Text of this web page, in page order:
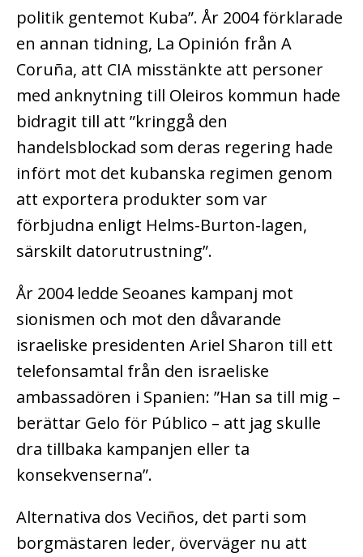
politik gentemot Kuba”. År 2004 förklarade
en annan tidning, La Opinión från A
Coruña, att CIA misstänkte att personer
med anknytning till Oleiros kommun hade
bidragit till att ”kringgå den
handelsblockad som deras regering hade
infört mot det kubanska regimen genom
att exportera produkter som var
förbjudna enligt Helms-Burton-lagen,
särskilt datorutrustning”.
År 2004 ledde Seoanes kampanj mot
sionismen och mot den dåvarande
israeliske presidenten Ariel Sharon till ett
telefonsamtal från den israeliske
ambassadören i Spanien: ”Han sa till mig –
berättar Gelo för Público – att jag skulle
dra tillbaka kampanjen eller ta
konsekvenserna”.
Alternativa dos Veciños, det parti som
borgmästaren leder, överväger nu att